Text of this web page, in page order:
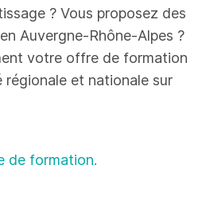
? Vous proposez des
Auvergne-Rhône-Alpes ?
votre offre de formation
et nationale sur
de formation.